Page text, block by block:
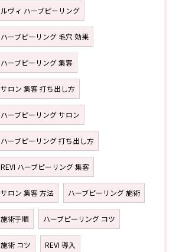
ルヴィ ハーブピーリング
ハーブピーリング 毛穴 効果
ハーブピーリング 集客
サロン 集客 打ち出し方
ハーブピーリング サロン
ハーブピーリング 打ち出し方
REVI ハーブピーリング 集客
サロン 集客 方法 ハーブピーリング 施術
施術手順 ハーブピーリング コツ
施術 コツ REVI 導入